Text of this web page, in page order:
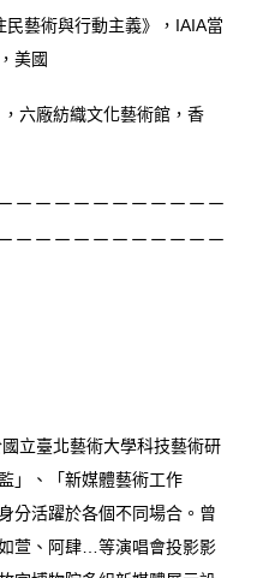
藝術與行動主義》，IAIA當
美國
六廠紡織文化藝術館，香
－－－－－－－－－－－
－－－－－－－－－－－
立臺北藝術大學科技藝術研
」、「新媒體藝術工作
分活躍於各個不同場合。曾
萱、阿肆…等演唱會投影影